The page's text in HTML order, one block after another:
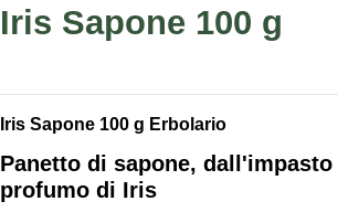
Iris Sapone 100 g
Iris Sapone 100 g Erbolario
Panetto di sapone,
profumo di Iris